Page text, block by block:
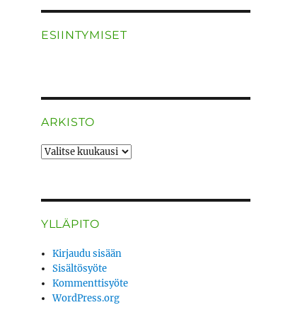
ESIINTYMISET
ARKISTO
ARKISTO
YLLÄPITO
Kirjaudu sisään
Sisältösyöte
Kommenttisyöte
WordPress.org